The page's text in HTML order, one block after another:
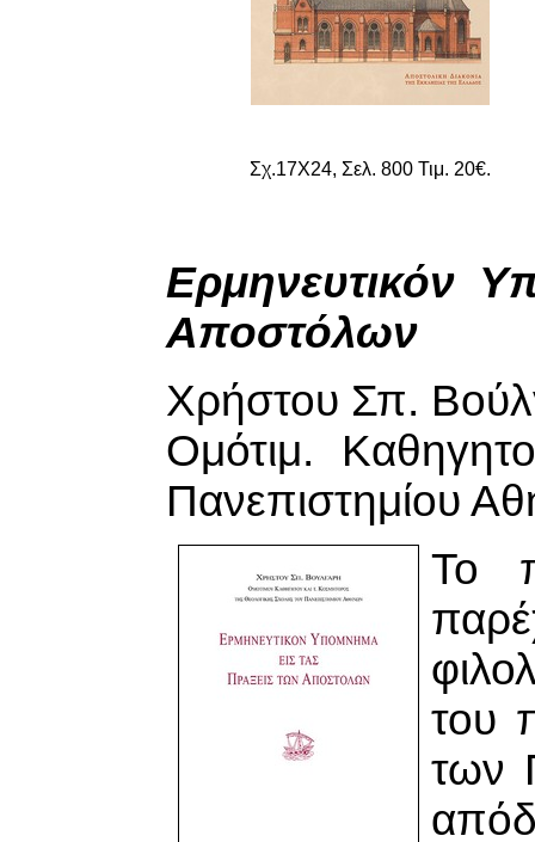
Σχ.17Χ24, Σελ. 800 Τιμ. 20€.
Ερμηνευτικόν
Αποστόλων
Χρήστου Σπ.
Ομότιμ.
Πανεπιστημίου
Το
του
των